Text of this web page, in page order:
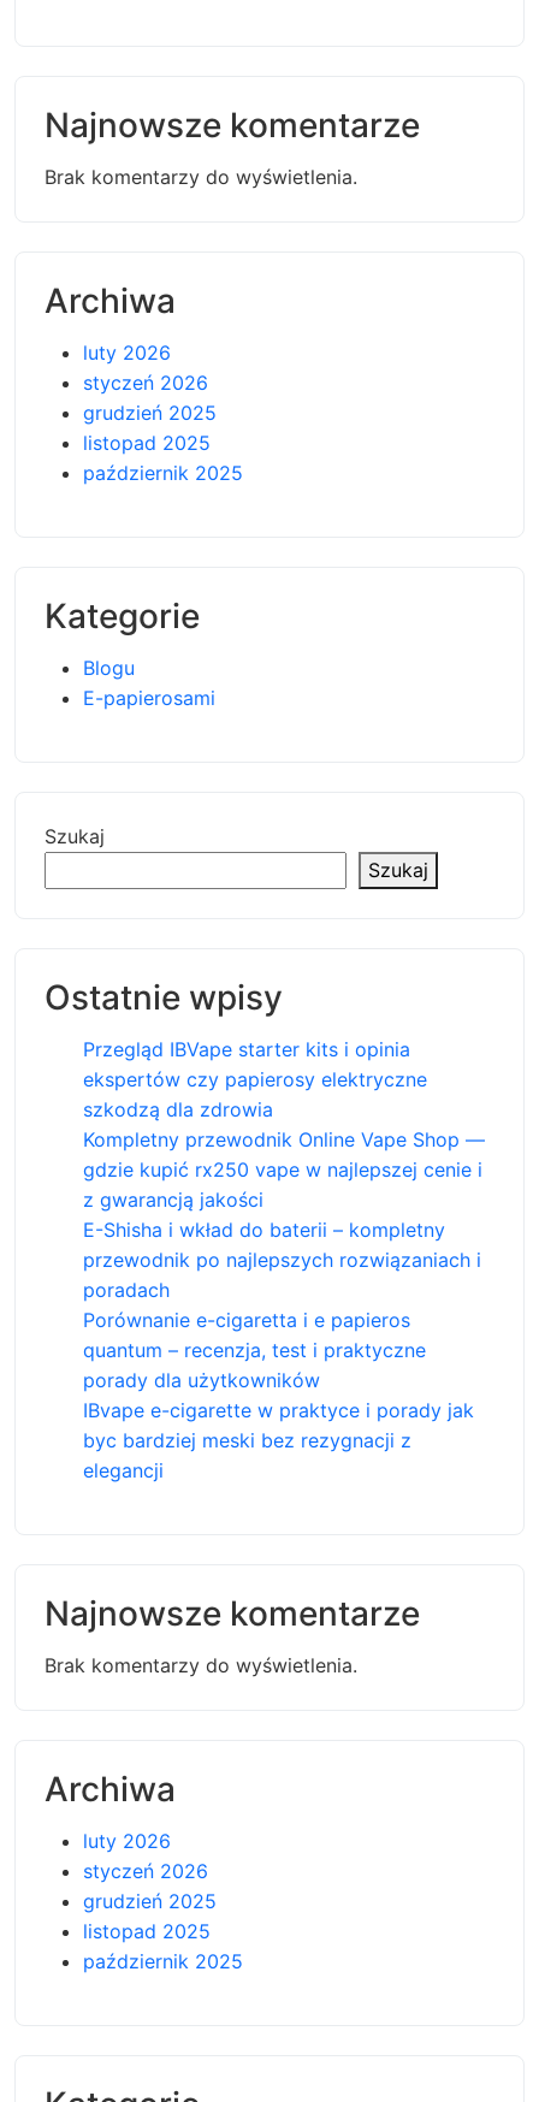
Najnowsze komentarze
Brak komentarzy do wyświetlenia.
Archiwa
luty 2026
styczeń 2026
grudzień 2025
listopad 2025
październik 2025
Kategorie
Blogu
E-papierosami
Szukaj
Szukaj
Ostatnie wpisy
Przegląd IBVape starter kits i opinia
ekspertów czy papierosy elektryczne
szkodzą dla zdrowia
Kompletny przewodnik Online Vape Shop —
gdzie kupić rx250 vape w najlepszej cenie i
z gwarancją jakości
E-Shisha i wkład do baterii – kompletny
przewodnik po najlepszych rozwiązaniach i
poradach
Porównanie e-cigaretta i e papieros
quantum – recenzja, test i praktyczne
porady dla użytkowników
IBvape e-cigarette w praktyce i porady jak
byc bardziej meski bez rezygnacji z
elegancji
Najnowsze komentarze
Brak komentarzy do wyświetlenia.
Archiwa
luty 2026
styczeń 2026
grudzień 2025
listopad 2025
październik 2025